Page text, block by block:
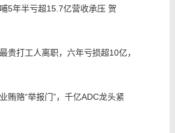
5年半亏超15.7亿营收承压 贺
贵打工人离职，六年亏损超10亿，
贿赂“举报门”，千亿ADC龙头紧